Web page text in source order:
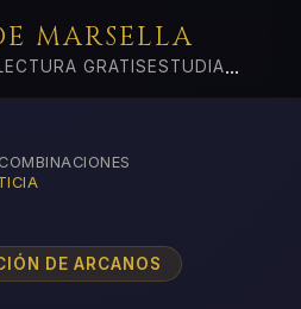
MARSELLA
GRATIS ESTUDIA...
COMBINACIONES
DE ARCANOS